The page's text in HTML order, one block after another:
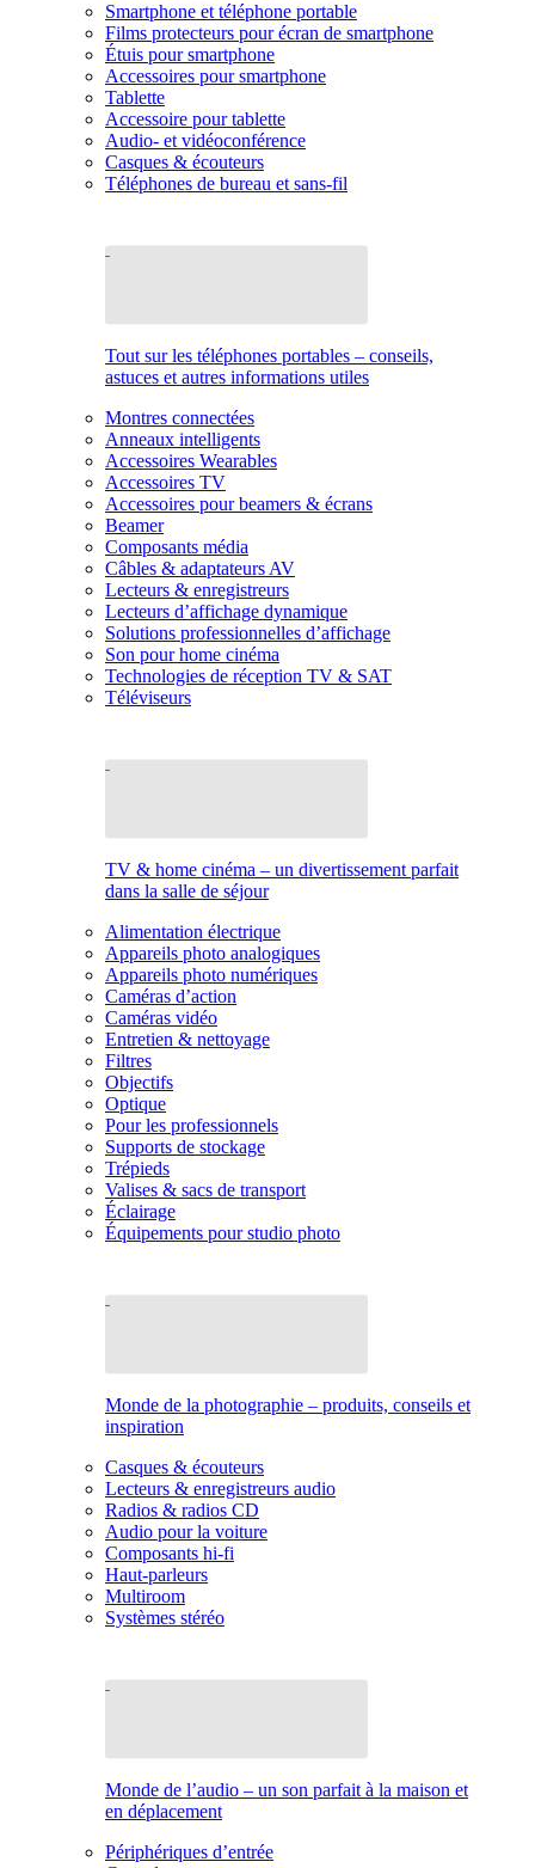
Smartphone et téléphone portable
Films protecteurs pour écran de smartphone
Étuis pour smartphone
Accessoires pour smartphone
Tablette
Accessoire pour tablette
Audio- et vidéoconférence
Casques & écouteurs
Téléphones de bureau et sans-fil
Tout sur les téléphones portables – conseils,
astuces et autres informations utiles
Montres connectées
Anneaux intelligents
Accessoires Wearables
Accessoires TV
Accessoires pour beamers & écrans
Beamer
Composants média
Câbles & adaptateurs AV
Lecteurs & enregistreurs
Lecteurs d’affichage dynamique
Solutions professionnelles d’affichage
Son pour home cinéma
Technologies de réception TV & SAT
Téléviseurs
TV & home cinéma – un divertissement parfait
dans la salle de séjour
Alimentation électrique
Appareils photo analogiques
Appareils photo numériques
Caméras d’action
Caméras vidéo
Entretien & nettoyage
Filtres
Objectifs
Optique
Pour les professionnels
Supports de stockage
Trépieds
Valises & sacs de transport
Éclairage
Équipements pour studio photo
Monde de la photographie – produits, conseils et
inspiration
Casques & écouteurs
Lecteurs & enregistreurs audio
Radios & radios CD
Audio pour la voiture
Composants hi-fi
Haut-parleurs
Multiroom
Systèmes stéréo
Monde de l’audio – un son parfait à la maison et
en déplacement
Périphériques d’entrée